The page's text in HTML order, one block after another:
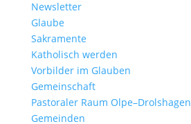
News­letter
Glaube
Sakra­mente
Katho­lisch werden
Vorbilder im Glauben
Gemein­schaft
Pasto­raler Raum Olpe–Drolshagen
Gemeinden